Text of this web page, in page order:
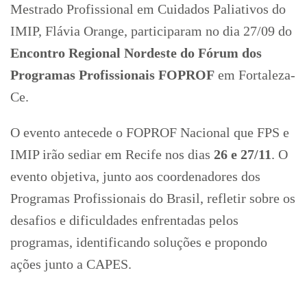
Mestrado Profissional em Cuidados Paliativos do
IMIP, Flávia Orange, participaram no dia 27/09 do
Encontro Regional Nordeste do Fórum dos
Programas Profissionais FOPROF em Fortaleza-
Ce.
O evento antecede o FOPROF Nacional que FPS e
IMIP irão sediar em Recife nos dias 26 e 27/11. O
evento objetiva, junto aos coordenadores dos
Programas Profissionais do Brasil, refletir sobre os
desafios e dificuldades enfrentadas pelos
programas, identificando soluções e propondo
ações junto a CAPES.